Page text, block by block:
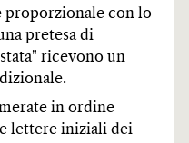
proporzionale con lo
pretesa di
ricevono un
in ordine
lettere iniziali dei